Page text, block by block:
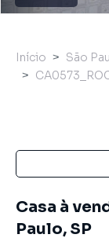
Início São
Casa à
Paulo, SP